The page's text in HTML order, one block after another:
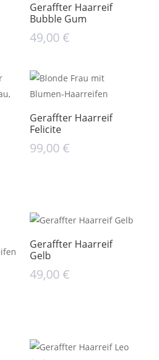
Geraffter Haarreif
Bubble Gum
49,00€
Geraffter Haarreif
Felicite
99,00€
Geraffter Haarreif
Gelb
49,00€